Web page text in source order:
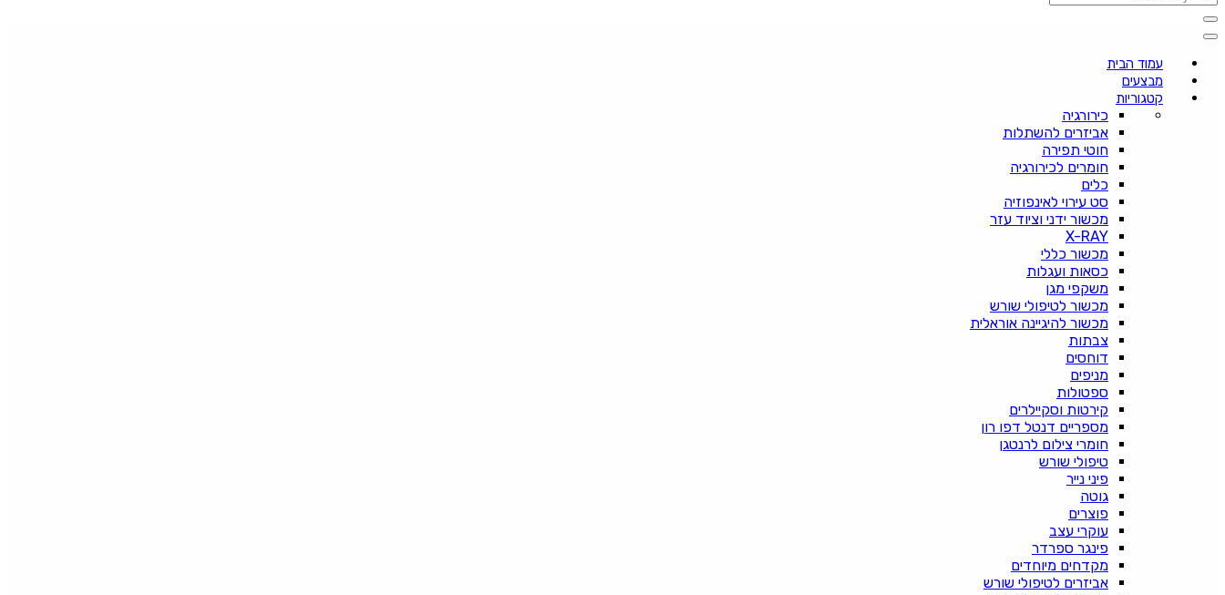
עמוד הבית
מבצעים
קטגוריות
כירורגיה
אביזרים להשתלות
חוטי תפירה
חומרים לכירורגיה
כלים
סט עירוי לאינפוזיה
מכשור ידני וציוד עזר
X-RAY
מכשור כללי
כסאות ועגלות
משקפי מגן
מכשור לטיפולי שורש
מכשור להיגיינה אוראלית
צבתות
דוחסים
מניפים
ספטולות
קירטות וסקיילרים
מספריים דנטל דפו רון
חומרי צילום לרנטגן
טיפולי שורש
פיני נייר
גוטה
פוצרים
עוקרי עצב
פינגר ספרדר
מקדחים מיוחדים
אביזרים לטיפולי שורש